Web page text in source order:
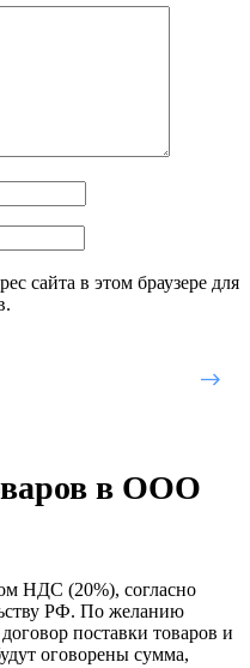
сайта в этом браузере для
в ООО
НДС (20%), согласно
РФ. По желанию
поставки товаров и
оговорены сумма,